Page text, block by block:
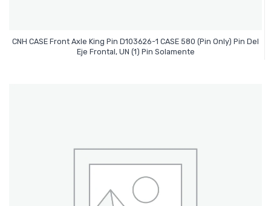
CNH CASE Front Axle King Pin D103626-1 CASE 580 (Pin Only) Pin Del
Eje Frontal, UN (1) Pin Solamente
Leer Más